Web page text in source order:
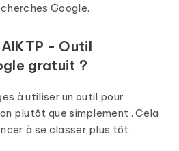
Google.
- Outil
gratuit ?
à utiliser un outil pour
plutôt que simplement . Cela
à se classer plus tôt.